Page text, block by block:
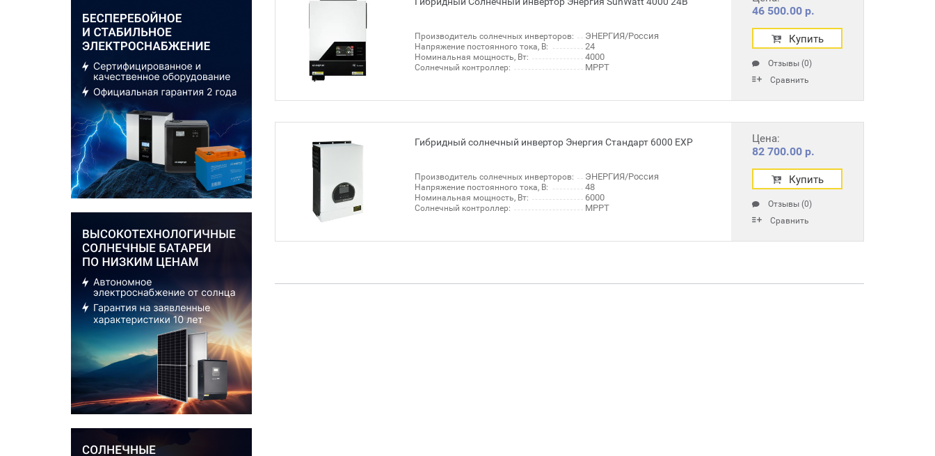
Производитель солнечных инверторов: ЭНЕРГИЯ/Россия
Напряжение постоянного тока, В: 24
Номинальная мощность, Вт: 4000
Солнечный контроллер: MPPT
46 500.00 р.
Купить
Отзывы (0)
Сравнить
Гибридный солнечный инвертор Энергия Стандарт 6000 EXP
Производитель солнечных инверторов: ЭНЕРГИЯ/Россия
Напряжение постоянного тока, В: 48
Номинальная мощность, Вт: 6000
Солнечный контроллер: MPPT
Цена:
82 700.00 р.
Купить
Отзывы (0)
Сравнить